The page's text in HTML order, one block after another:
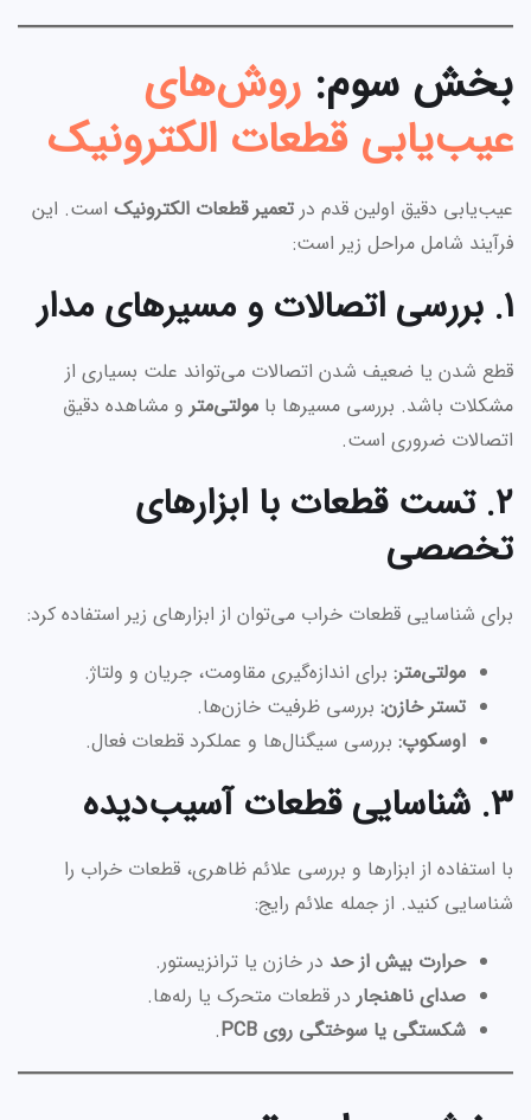
بخش سوم: روش‌های
عیب‌یابی قطعات الکترونیک
عیب‌یابی دقیق اولین قدم در تعمیر قطعات الکترونیک است. این
فرآیند شامل مراحل زیر است:
۱. بررسی اتصالات و مسیرهای مدار
قطع شدن یا ضعیف شدن اتصالات می‌تواند علت بسیاری از
مشکلات باشد. بررسی مسیرها با مولتی‌متر و مشاهده دقیق
اتصالات ضروری است.
۲. تست قطعات با ابزارهای
تخصصی
برای شناسایی قطعات خراب می‌توان از ابزارهای زیر استفاده کرد:
مولتی‌متر: برای اندازه‌گیری مقاومت، جریان و ولتاژ.
تستر خازن: بررسی ظرفیت خازن‌ها.
اوسکوپ: بررسی سیگنال‌ها و عملکرد قطعات فعال.
۳. شناسایی قطعات آسیب‌دیده
با استفاده از ابزارها و بررسی علائم ظاهری، قطعات خراب را
شناسایی کنید. از جمله علائم رایج:
حرارت بیش از حد در خازن یا ترانزیستور.
صدای ناهنجار در قطعات متحرک یا رله‌ها.
شکستگی یا سوختگی روی PCB
.